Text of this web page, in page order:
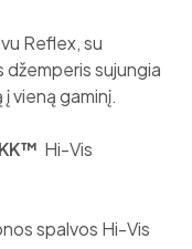
Reflex, su
džemperis sujungia
vieną gaminį.
™ Hi-Vis
spalvos Hi-Vis